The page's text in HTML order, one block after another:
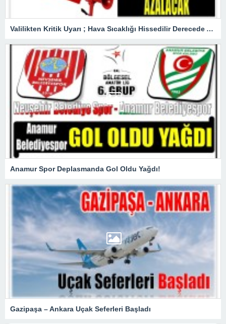
Valilikten Kritik Uyarı ; Hava Sıcaklığı Hissedilir Derecede Azalacak!
Anamur Spor Deplasmanda Gol Oldu Yağdı!
Gazipaşa – Ankara Uçak Seferleri Başladı